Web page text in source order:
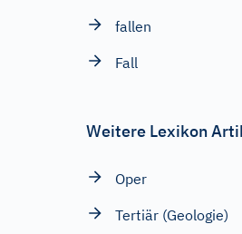
fallen
Fall
Weitere Lexikon
Oper
Tertiär (Geologie)